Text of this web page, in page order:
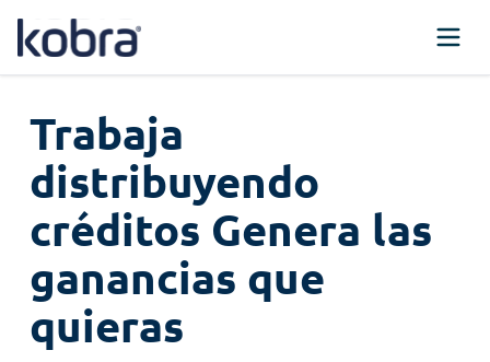
Trabaja
distribuyendo
créditos Genera las
ganancias que
quieras